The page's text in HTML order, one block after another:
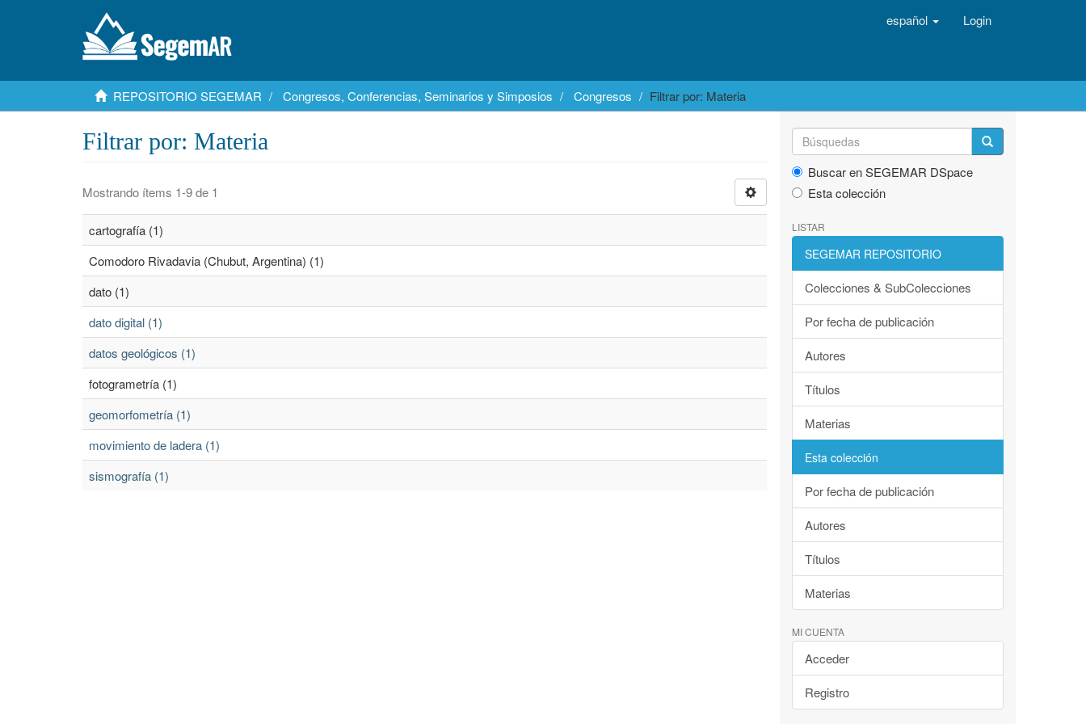
español Login
REPOSITORIO SEGEMAR Congresos, Conferencias, Seminarios y Simposios Congresos Filtrar por: Materia
Filtrar por: Materia
Mostrando ítems 1-9 de 1
cartografía (1)
Comodoro Rivadavia (Chubut, Argentina) (1)
dato (1)
dato digital (1)
datos geológicos (1)
fotogrametría (1)
geomorfometría (1)
movimiento de ladera (1)
sismografía (1)
Buscar en SEGEMAR DSpace
Esta colección
LISTAR
SEGEMAR REPOSITORIO
Colecciones & SubColecciones
Por fecha de publicación
Autores
Títulos
Materias
Esta colección
Por fecha de publicación
Autores
Títulos
Materias
MI CUENTA
Acceder
Registro